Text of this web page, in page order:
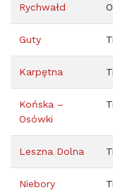
Rychwałd
Guty
Karpętna
Końska –
Osówki
Leszna Dolna
Niebory